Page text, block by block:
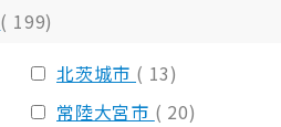
( 199)
北茨城市 ( 13)
常陸大宮市 ( 20)